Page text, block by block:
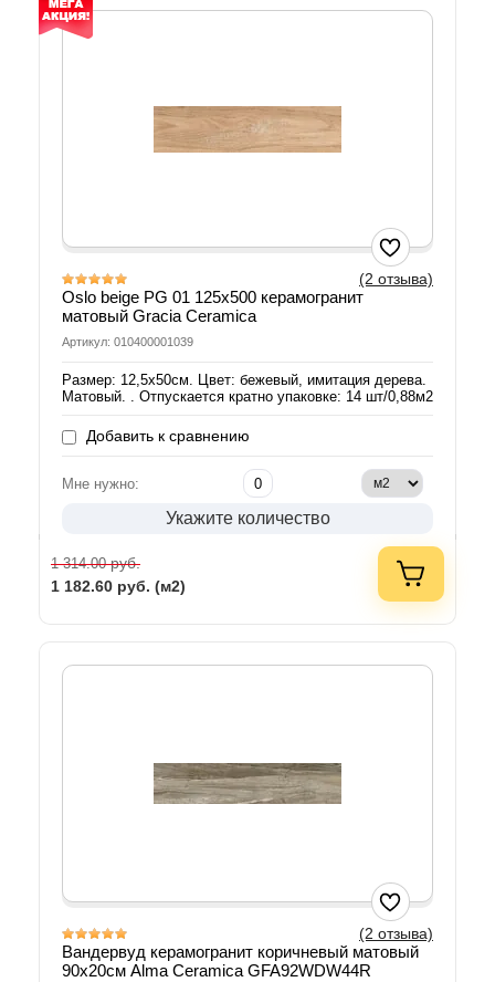
(2 отзыва)
Oslo beige PG 01 125х500 керамогранит
матовый Gracia Ceramica
Артикул: 010400001039
Размер: 12,5х50см. Цвет: бежевый, имитация дерева.
Матовый. . Отпускается кратно упаковке: 14 шт/0,88м2
Добавить к сравнению
Мне нужно:
Укажите количество
1 314.00руб.
1 182.60 руб. (м2)
(2 отзыва)
Вандервуд керамогранит коричневый матовый
90х20см Alma Ceramica GFA92WDW44R